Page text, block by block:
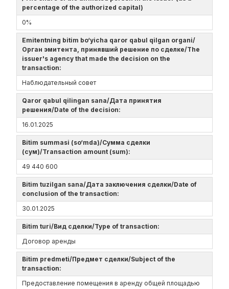
percentage of the authorized capital)
0%
Emitentning bitim bo‘yicha qaror qabul qilgan organi/
Орган эмитента, принявший решение по сделке/The
issuer's agency that made the decision on the
transaction:
Наблюдательный совет
Qaror qabul qilingan sana/Дата принятия
решения/Date of the decision:
16.01.2025
Bitim summasi (so‘mda)/Сумма сделки
(сум)/Transaction amount (sum):
49 440 600
Bitim tuzilgan sana/Дата заключения сделки/Date of
conclusion of the transaction:
30.01.2025
Bitim turi/Вид сделки/Type of transaction:
Договор аренды
Bitim predmeti/Предмет сделки/Subject of the
transaction:
Предоставление помещения в аренду общей площадью